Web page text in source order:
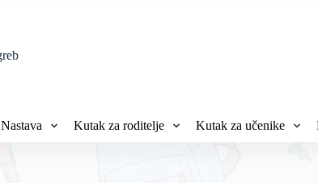
Nastava Kutak za roditelje Kutak za učenike